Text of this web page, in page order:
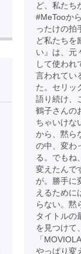
ど、私た
#MeTooか
ったけの拍
ど私たち
い』は、元
して使われ
言われてい
た。セリッ
語り続け、
鶴子さんの
ちゃいけな
から、黙ら
の中、変わ
る。でもね
変えたんで
が。勝手
えるために
らない。黙
タイトルの
を見つけて
「
やっぱり変